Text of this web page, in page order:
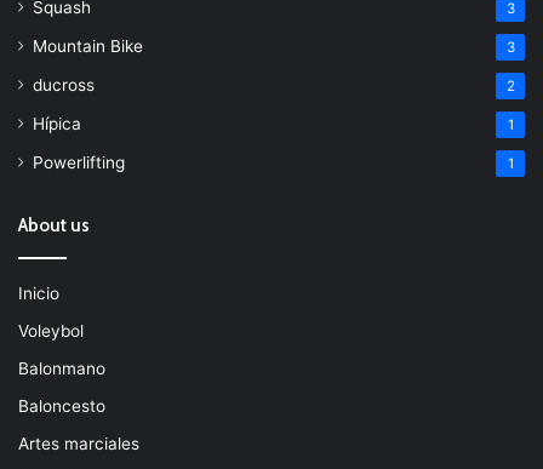
Squash 3
Mountain Bike 3
ducross 2
Hípica 1
Powerlifting 1
About us
Inicio
Voleybol
Balonmano
Baloncesto
Artes marciales